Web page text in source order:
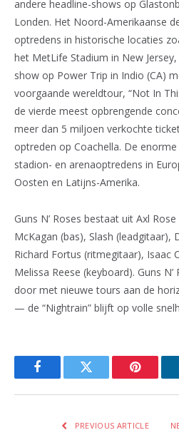
andere headline-shows op
Londen. Het Noord-Amerikaanse
optredens in historische locaties
het MetLife Stadium in New
show op Power Trip in Indio (CA)
voorgaande wereldtour, “Not In
de vierde meest opbrengende
meer dan 5 miljoen verkochte
optreden op Coachella. De
stadion- en arenaoptredens in
Oosten en Latijns-Amerika.
Guns N’ Roses bestaat uit Axl
McKagan (bas), Slash (leadgitaar),
Richard Fortus (ritmegitaar), Isaac
Melissa Reese (keyboard). Guns
door met nieuwe tours aan de
— de “Nightrain” blijft op volle
FacebookTwitter Pinterest
PREVIOUS ARTICLE